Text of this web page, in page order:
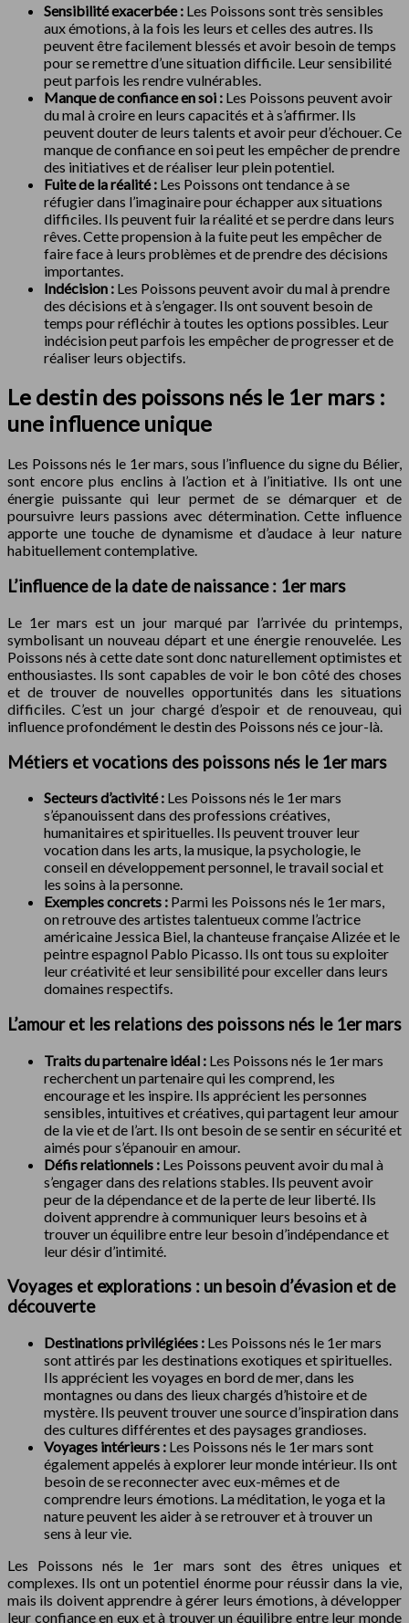
Sensibilité exacerbée : Les Poissons sont très sensibles
aux émotions, à la fois les leurs et celles des autres. Ils
peuvent être facilement blessés et avoir besoin de temps
pour se remettre d’une situation difficile. Leur sensibilité
peut parfois les rendre vulnérables.
Manque de confiance en soi : Les Poissons peuvent avoir
du mal à croire en leurs capacités et à s’affirmer. Ils
peuvent douter de leurs talents et avoir peur d’échouer. Ce
manque de confiance en soi peut les empêcher de prendre
des initiatives et de réaliser leur plein potentiel.
Fuite de la réalité : Les Poissons ont tendance à se
réfugier dans l’imaginaire pour échapper aux situations
difficiles. Ils peuvent fuir la réalité et se perdre dans leurs
rêves. Cette propension à la fuite peut les empêcher de
faire face à leurs problèmes et de prendre des décisions
importantes.
Indécision : Les Poissons peuvent avoir du mal à prendre
des décisions et à s’engager. Ils ont souvent besoin de
temps pour réfléchir à toutes les options possibles. Leur
indécision peut parfois les empêcher de progresser et de
réaliser leurs objectifs.
Le destin des poissons nés le 1er mars :
une influence unique
Les Poissons nés le 1er mars, sous l’influence du signe du Bélier,
sont encore plus enclins à l’action et à l’initiative. Ils ont une
énergie puissante qui leur permet de se démarquer et de
poursuivre leurs passions avec détermination. Cette influence
apporte une touche de dynamisme et d’audace à leur nature
habituellement contemplative.
L’influence de la date de naissance : 1er mars
Le 1er mars est un jour marqué par l’arrivée du printemps,
symbolisant un nouveau départ et une énergie renouvelée. Les
Poissons nés à cette date sont donc naturellement optimistes et
enthousiastes. Ils sont capables de voir le bon côté des choses
et de trouver de nouvelles opportunités dans les situations
difficiles. C’est un jour chargé d’espoir et de renouveau, qui
influence profondément le destin des Poissons nés ce jour-là.
Métiers et vocations des poissons nés le 1er mars
Secteurs d’activité : Les Poissons nés le 1er mars
s’épanouissent dans des professions créatives,
humanitaires et spirituelles. Ils peuvent trouver leur
vocation dans les arts, la musique, la psychologie, le
conseil en développement personnel, le travail social et
les soins à la personne.
Exemples concrets : Parmi les Poissons nés le 1er mars,
on retrouve des artistes talentueux comme l’actrice
américaine Jessica Biel, la chanteuse française Alizée et le
peintre espagnol Pablo Picasso. Ils ont tous su exploiter
leur créativité et leur sensibilité pour exceller dans leurs
domaines respectifs.
L’amour et les relations des poissons nés le 1er mars
Traits du partenaire idéal : Les Poissons nés le 1er mars
recherchent un partenaire qui les comprend, les
encourage et les inspire. Ils apprécient les personnes
sensibles, intuitives et créatives, qui partagent leur amour
de la vie et de l’art. Ils ont besoin de se sentir en sécurité et
aimés pour s’épanouir en amour.
Défis relationnels : Les Poissons peuvent avoir du mal à
s’engager dans des relations stables. Ils peuvent avoir
peur de la dépendance et de la perte de leur liberté. Ils
doivent apprendre à communiquer leurs besoins et à
trouver un équilibre entre leur besoin d’indépendance et
leur désir d’intimité.
Voyages et explorations : un besoin d’évasion et de
découverte
Destinations privilégiées : Les Poissons nés le 1er mars
sont attirés par les destinations exotiques et spirituelles.
Ils apprécient les voyages en bord de mer, dans les
montagnes ou dans des lieux chargés d’histoire et de
mystère. Ils peuvent trouver une source d’inspiration dans
des cultures différentes et des paysages grandioses.
Voyages intérieurs : Les Poissons nés le 1er mars sont
également appelés à explorer leur monde intérieur. Ils ont
besoin de se reconnecter avec eux-mêmes et de
comprendre leurs émotions. La méditation, le yoga et la
nature peuvent les aider à se retrouver et à trouver un
sens à leur vie.
Les Poissons nés le 1er mars sont des êtres uniques et
complexes. Ils ont un potentiel énorme pour réussir dans la vie,
mais ils doivent apprendre à gérer leurs émotions, à développer
leur confiance en eux et à trouver un équilibre entre leur monde